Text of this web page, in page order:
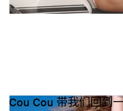
Cou Cou 带我们回到